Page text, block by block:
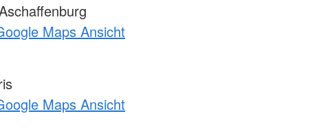
Maps Ansicht
Maps Ansicht